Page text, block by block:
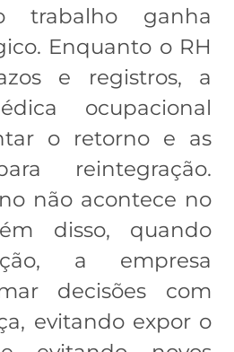
trabalho ganha
Enquanto o RH
e registros, a
ocupacional
o retorno e as
reintegração.
não acontece no
disso, quando
a empresa
decisões com
evitando expor o